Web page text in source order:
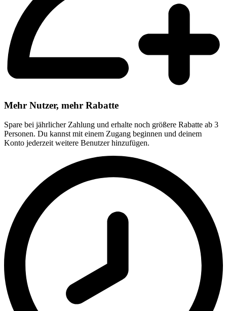
Mehr Nutzer, mehr Rabatte
Spare bei jährlicher Zahlung und erhalte noch größere Rabatte ab 3
Personen. Du kannst mit einem Zugang beginnen und deinem
Konto jederzeit weitere Benutzer hinzufügen.